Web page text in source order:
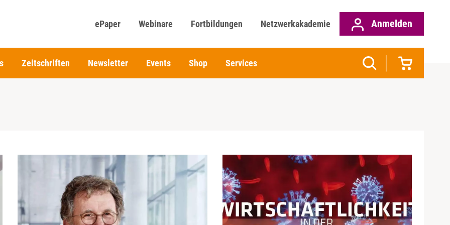
ePaper Webinare Fortbildungen Netzwerkakademie Anmelden
Zeitschriften Newsletter Events Shop Services